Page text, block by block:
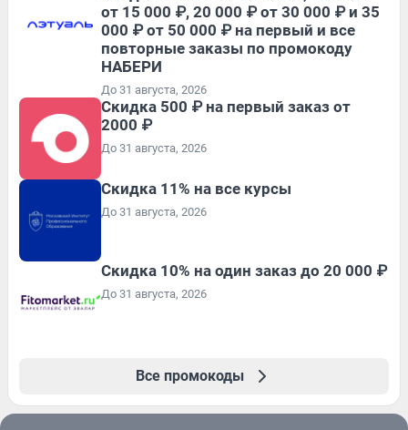
от 15 000 ₽, 20 000 ₽ от 30 000 ₽ и 35
000 ₽ от 50 000 ₽ на первый и все
повторные заказы по промокоду
НАБЕРИ
До 31 августа, 2026
Скидка 500 ₽ на первый заказ от
2000 ₽
До 31 августа, 2026
Скидка 11% на все курсы
До 31 августа, 2026
Скидка 10% на один заказ до 20 000 ₽
До 31 августа, 2026
Все промокоды